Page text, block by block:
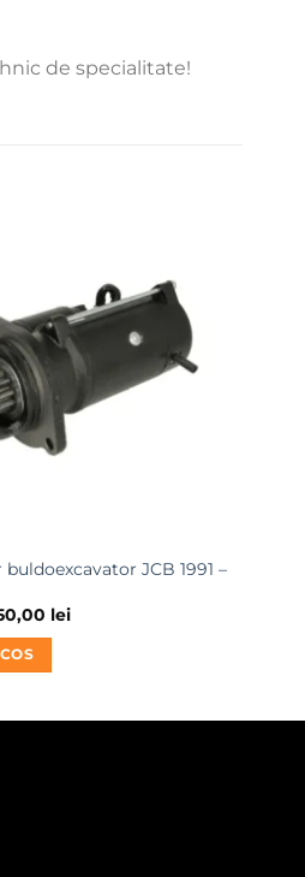
de specialitate!
JCB 1991 –
leiPrețul